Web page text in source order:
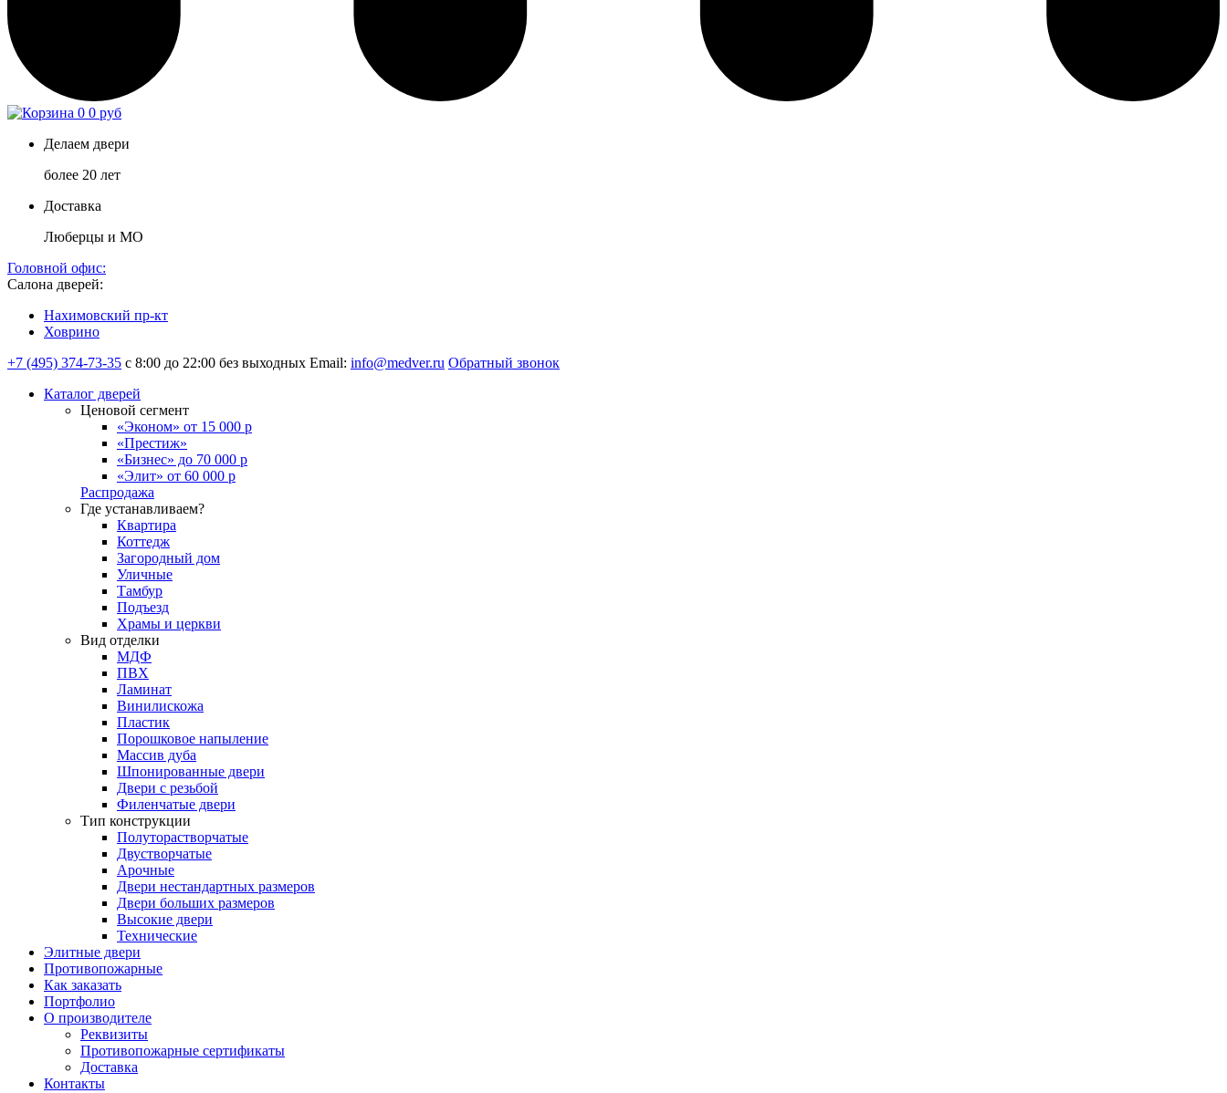
0 0 руб
Делаем двери
более 20 лет
Доставка
Люберцы и МО
Головной офис:
Салона дверей:
Нахимовский пр-кт
Ховрино
+7 (495) 374-73-35 с 8:00 до 22:00 без выходных Email: info@medver.ru Обратный звонок
Каталог дверей
Ценовой сегмент
«Эконом» от 15 000 р
«Престиж»
«Бизнес» до 70 000 р
«Элит» от 60 000 р
Распродажа
Где устанавливаем?
Квартира
Коттедж
Загородный дом
Уличные
Тамбур
Подъезд
Храмы и церкви
Вид отделки
МДФ
ПВХ
Ламинат
Винилискожа
Пластик
Порошковое напыление
Массив дуба
Шпонированные двери
Двери с резьбой
Филенчатые двери
Тип конструкции
Полуторастворчатые
Двустворчатые
Арочные
Двери нестандартных размеров
Двери больших размеров
Высокие двери
Технические
Элитные двери
Противопожарные
Как заказать
Портфолио
О производителе
Реквизиты
Противопожарные сертификаты
Доставка
Контакты